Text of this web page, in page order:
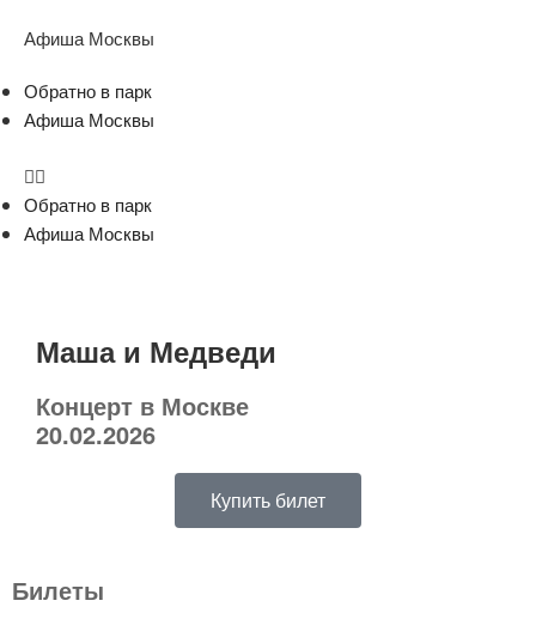
Афиша Москвы
Обратно в парк
Афиша Москвы
Обратно в парк
Афиша Москвы
Маша и Медведи
Концерт в Москве
20.02.2026
Купить билет
Билеты